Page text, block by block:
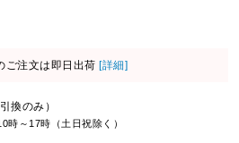
ご注文は即日出荷 [詳細]
換のみ）
時～17時（土日祝除く）